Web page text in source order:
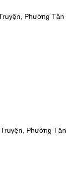
Phường Tân
Phường Tân